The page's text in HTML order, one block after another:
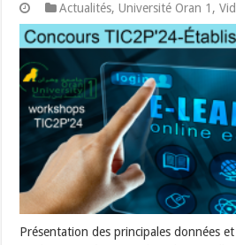
Actualités,Université Oran 1 ,
Présentation des principales données